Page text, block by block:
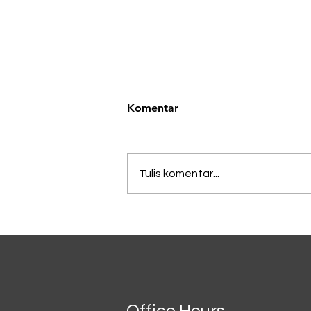
Dicampur Irisan Daun
Komentar
Tulis komentar...